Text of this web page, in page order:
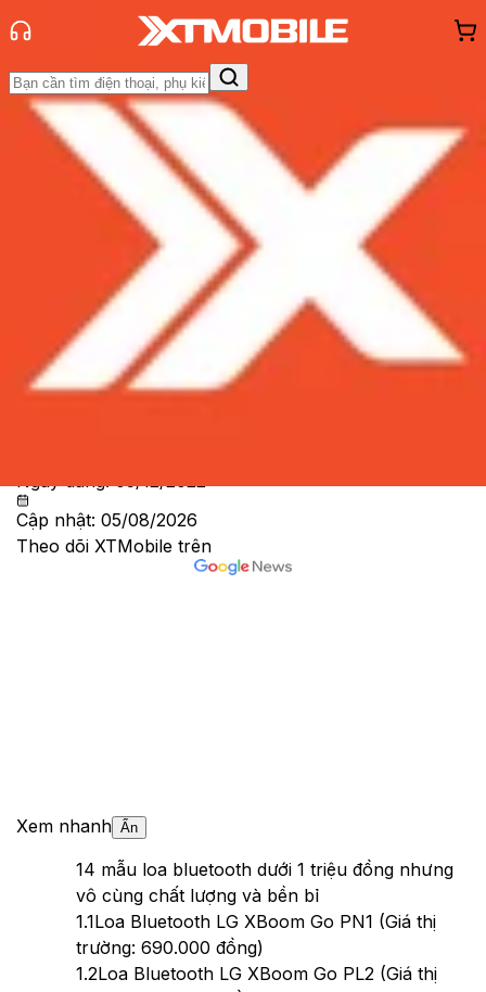
Trang chủ
Tin tức
Tư vấn
Đánh Giá - Trên TaySo Sánh Tư vấnKhuyến
Hỏi đáp App - Game Thông báo
hàng - Sự kiện
Top 4 mẫu loa bluetooth dưới 1 triệu
đồng: Giá rẻ, gọn nhẹ và chất âm
tốt trong tầm giá
Ngày đăng:05/12/2022
Cập nhật: 05/08/2026
Theo dõi XTMobile trên
Xem nhanh Ẩn
14 mẫu loa bluetooth dưới 1 triệu đồng nhưng
vô cùng chất lượng và bền bỉ
1.1Loa Bluetooth LG XBoom Go PN1 (Giá thị
trường: 690.000 đồng)
1.2Loa Bluetooth LG XBoom Go PL2 (Giá thị